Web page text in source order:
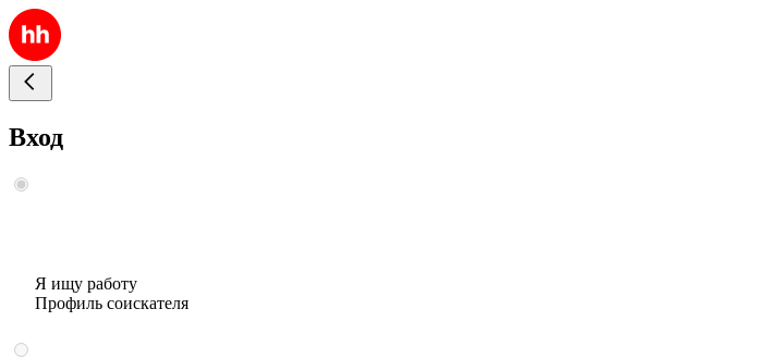
Вход
Я ищу работу
Профиль соискателя